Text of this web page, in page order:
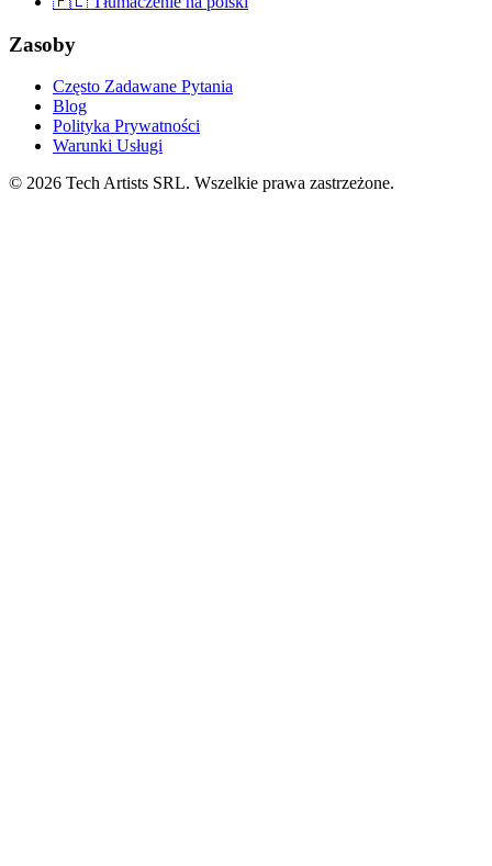
Zasoby
Często Zadawane Pytania
Blog
Polityka Prywatności
Warunki Usługi
© 2026 Tech Artists SRL. Wszelkie prawa zastrzeżone.